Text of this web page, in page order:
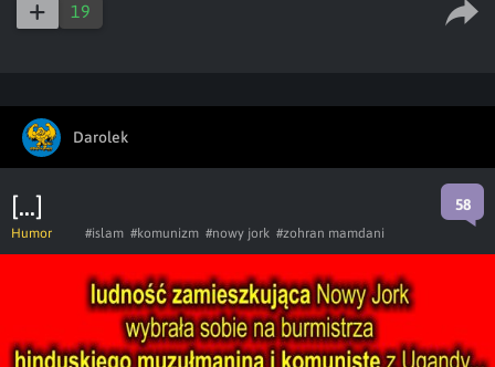
19
Darolek
[...] 58
Humor #islam #komunizm #nowy jork #zohran mamdani